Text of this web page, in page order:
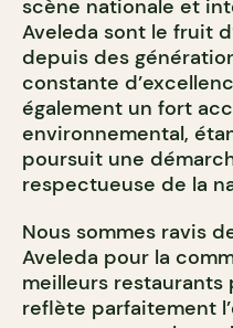
scène nationale et
Aveleda sont le fruit
depuis des
constante
également un fort
environnemental,
poursuit une
respectueuse de la
Nous sommes ravis
Aveleda pour la
meilleurs
reflète parfaitement